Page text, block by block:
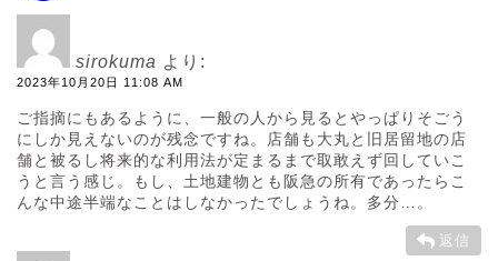
sirokuma より:
2023年10月20日 11:08 AM
ご指摘にもあるように、一般の人から見るとやっぱりそごう
にしか見えないのが残念ですね。店舗も大丸と旧居留地の店
舗と被るし将来的な利用法が定まるまで取敢えず回していこ
うと言う感じ。もし、土地建物とも阪急の所有であったらこ
んな中途半端なことはしなかったでしょうね。多分…。
返信